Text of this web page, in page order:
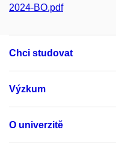
2024-BO.pdf
Chci studovat
Výzkum
O univerzitě